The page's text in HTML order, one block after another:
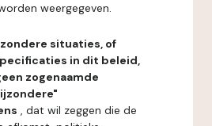
weergegeven.
situaties, of
in dit beleid,
zogenaamde
, dat wil zeggen die de